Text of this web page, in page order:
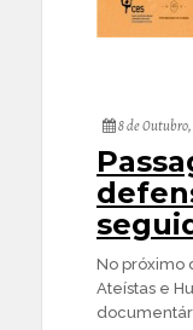
8 de Outubro,
No próximo
Ateístas e